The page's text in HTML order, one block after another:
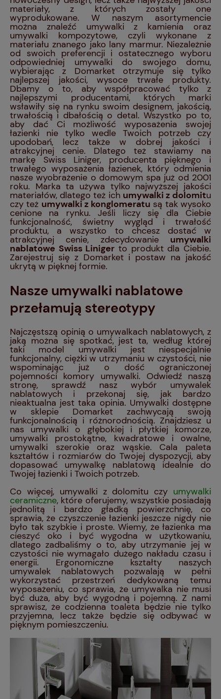
materiały, z których zostały one
wyprodukowane. W naszym asortymencie
można znaleźć umywalki z kamienia oraz
umywalki kompozytowe, czyli wykonane z
materiału znanego jako lany marmur. Niezależnie
od swoich preferencji i ostatecznego wyboru
odpowiedniej umywalki do swojego domu,
wybierając z Domarket otrzymuje się tylko
najlepszej jakości, wysoce trwałe produkty.
Dbamy o to, aby współpracować tylko z
najlepszymi producentami, których marki
wsławiły się na rynku swoim designem, jakością,
trwałością i dbałością o detal. Wszystko po to,
aby dać Ci możliwość wyposażenia swojej
łazienki nie tylko wedle Twoich potrzeb czy
upodobań, lecz także w dobrej jakości i
atrakcyjnej cenie. Dlatego też stawiamy na
markę Swiss Liniger, producenta pięknego i
trwałego wyposażenia łazienek, który odmienia
nasze wyobrażenie o domowym spa już od 2001
roku. Marka ta używa tylko najwyższej jakości
materiałów, dlatego też ich umywalki z dolomitu
czy też umywalki z konglomeratu są tak wysoko
cenione na rynku. Jeśli liczy się dla Ciebie
funkcjonalność, świetny wygląd i trwałość
produktu, a wszystko to chcesz dostać w
atrakcyjnej cenie, zdecydowanie umywalki
nablatowe Swiss Liniger to produkt dla Ciebie.
Zarejestruj się z Domarket i postaw na jakość
ukrytą w pięknej formie.
Nasze umywalki nablatowe
przełamują stereotypy
Najczęstszą opinią o umywalkach nablatowych, z
jaką można się spotkać, jest ta, według której
taki model umywalki jest niespecjalnie
funkcjonalny, ciężki w utrzymaniu w czystości, nie
wspominając już o dość ograniczonej
pojemności komory umywalki. Odwiedź naszą
stronę, sprawdź nasz wybór umywalek
nablatowych i przekonaj się, jak bardzo
nieaktualna jest taka opinia. Umywalki dostępne
w sklepie Domarket zachwycają swoją
funkcjonalnością i różnorodnością. Znajdziesz u
nas umywalki o głębokiej i płytkiej komorze,
umywalki prostokątne, kwadratowe i owalne,
umywalki szerokie oraz wąskie. Cala paleta
kształtów i rozmiarów do Twojej dyspozycji, aby
dopasować umywalkę nablatową idealnie do
Twojej łazienki i Twoich potrzeb.
Co więcej, umywalki z dolomitu czy umywalki
ceramiczne, które oferujemy, wszystkie posiadają
jednolitą i bardzo gładką powierzchnię, co
sprawia, że czyszczenie łazienki jeszcze nigdy nie
było tak szybkie i proste. Wiemy, że łazienka ma
cieszyć oko i być wygodna w użytkowaniu,
dlatego zadbaliśmy o to, aby utrzymanie jej w
czystości nie wymagało dużego nakładu czasu i
energii. Ergonomiczne kształty naszych
umywalek nablatowych pozwalają w pełni
wykorzystać przestrzeń dedykowaną temu
wyposażeniu, co sprawia, że umywalka nie musi
być duża, aby być wygodną i pojemną. Z nami
sprawisz, że codzienna toaleta będzie nie tylko
przyjemna, lecz także będzie się odbywać w
pięknym pomieszczeniu.